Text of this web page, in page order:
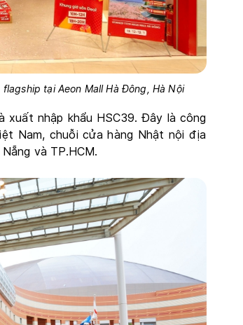
tại Aeon Mall Hà Đông, Hà Nội
xuất nhập khẩu HSC39. Đây là công
Nam, chuỗi cửa hàng Nhật nội địa
và TP.HCM.